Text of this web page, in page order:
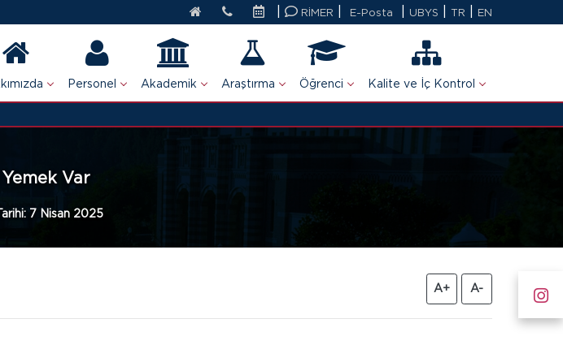
RİMER E-Posta UBYS TR EN
Personel Akademik Araştırma Öğrenci Kalite ve İç Kontrol
Yemek Var
7 Nisan 2025
A+ A-